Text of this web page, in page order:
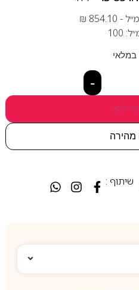
₪ 854.10
100
במלאי
-
לסל
מהירה
שיתוף :